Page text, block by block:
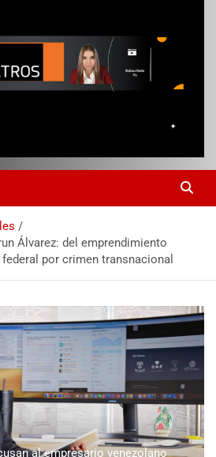
Álvarez: del emprendimiento
por crimen transnacional
al empresario venezolano